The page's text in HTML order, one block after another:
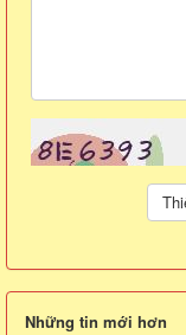
Những tin mới hơn